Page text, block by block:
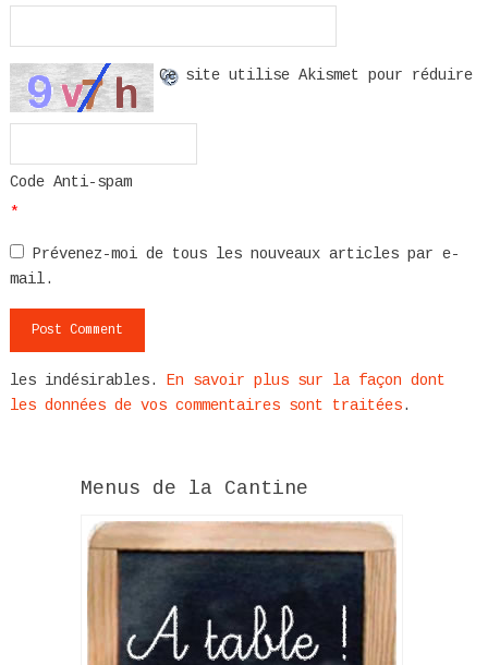
Code Anti-spam
*
Prévenez-moi de tous les nouveaux articles par e-
mail.
Ce site utilise Akismet pour réduire
les indésirables. En savoir plus sur la façon dont
les données de vos commentaires sont traitées.
Menus de la Cantine